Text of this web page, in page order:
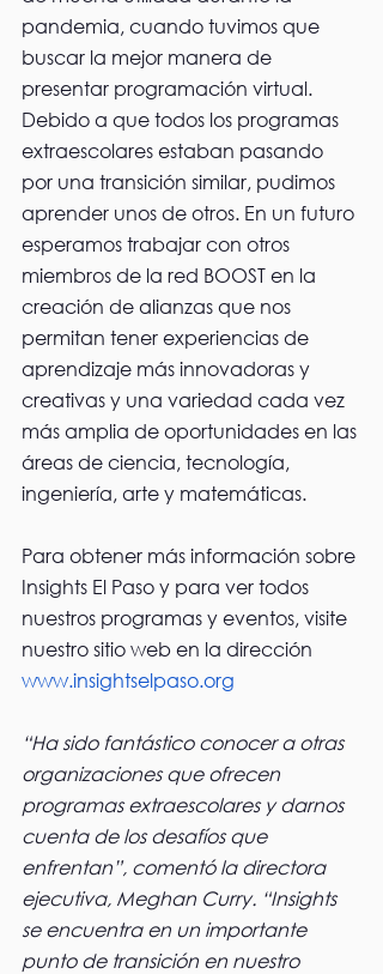
pandemia, cuando tuvimos que
buscar la mejor manera de
presentar programación virtual.
Debido a que todos los programas
extraescolares estaban pasando
por una transición similar, pudimos
aprender unos de otros. En un futuro
esperamos trabajar con otros
miembros de la red BOOST en la
creación de alianzas que nos
permitan tener experiencias de
aprendizaje más innovadoras y
creativas y una variedad cada vez
más amplia de oportunidades en las
áreas de ciencia, tecnología,
ingeniería, arte y matemáticas.
Para obtener más información sobre
Insights El Paso y para ver todos
nuestros programas y eventos, visite
nuestro sitio web en la dirección
www.insightselpaso.org
“Ha sido fantástico conocer a otras
organizaciones que ofrecen
programas extraescolares y darnos
cuenta de los desafíos que
enfrentan”, comentó la directora
ejecutiva, Meghan Curry. “Insights
se encuentra en un importante
punto de transición en nuestro